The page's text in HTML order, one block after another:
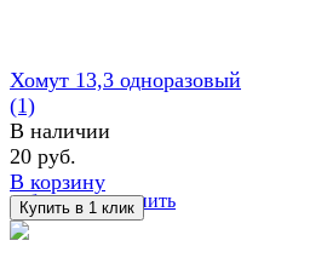
избранное сравнить
Хомут 13,3 одноразовый
(1)
В наличии
20 руб.
В корзину